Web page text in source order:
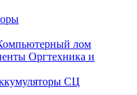
лом
Оргтехника и
СЦ